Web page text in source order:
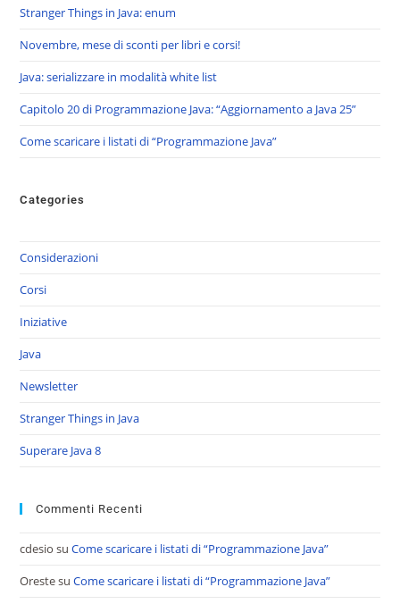
Stranger Things in Java: enum
Novembre, mese di sconti per libri e corsi!
Java: serializzare in modalità white list
Capitolo 20 di Programmazione Java: “Aggiornamento a Java 25”
Come scaricare i listati di “Programmazione Java”
Categories
Considerazioni
Corsi
Iniziative
Java
Newsletter
Stranger Things in Java
Superare Java 8
Commenti Recenti
cdesio suCome scaricare i listati di “Programmazione Java”
OrestesuCome scaricare i listati di “Programmazione Java”